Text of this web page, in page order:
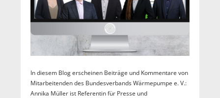
In diesem Blog erscheinen Beiträge und Kommentare von
Mitarbeitenden des Bundesverbands Wärmepumpe e. V.:
Annika Müller ist Referentin für Presse und